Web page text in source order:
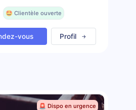
🤩 Clientèle ouverte
vous Profil
🚨 Dispo en urgence